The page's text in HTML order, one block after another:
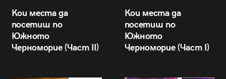
Кои места да
посетиш по
Южното
Черноморие (Част II)
Кои места да
посетиш по
Южното
Черноморие (Част I)